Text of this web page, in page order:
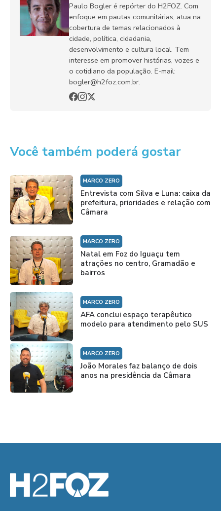
Paulo Bogler é repórter do H2FOZ. Com
enfoque em pautas comunitárias, atua na
cobertura de temas relacionados à
cidade, política, cidadania,
desenvolvimento e cultura local. Tem
interesse em promover histórias, vozes e
o cotidiano da população. E-mail:
bogler@h2foz.com.br.
Você também poderá gostar
MARCO ZERO
Entrevista com Silva e Luna: caixa da
prefeitura, prioridades e relação com
Câmara
MARCO ZERO
Natal em Foz do Iguaçu tem
atrações no centro, Gramadão e
bairros
MARCO ZERO
AFA conclui espaço terapêutico
modelo para atendimento pelo SUS
MARCO ZERO
João Morales faz balanço de dois
anos na presidência da Câmara